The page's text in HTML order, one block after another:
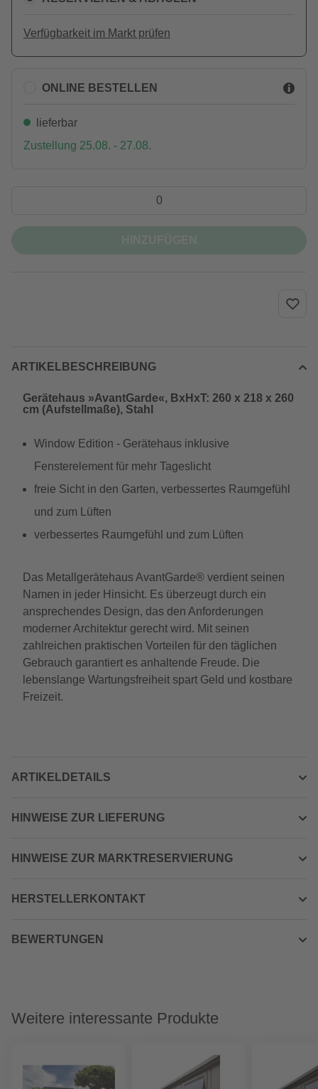
Verfügbarkeit im Markt prüfen
ONLINE BESTELLEN
lieferbar
Zustellung 25.08. - 27.08.
ARTIKELBESCHREIBUNG
Gerätehaus »AvantGarde«, BxHxT: 260 x 218 x 260
cm (Aufstellmaße), Stahl
Window Edition - Gerätehaus inklusive
Fensterelement für mehr Tageslicht
freie Sicht in den Garten, verbessertes Raumgefühl
und zum Lüften
verbessertes Raumgefühl und zum Lüften
Das Metallgerätehaus AvantGarde® verdient seinen
Namen in jeder Hinsicht. Es überzeugt durch ein
ansprechendes Design, das den Anforderungen
moderner Architektur gerecht wird. Mit seinen
zahlreichen praktischen Vorteilen für den täglichen
Gebrauch garantiert es anhaltende Freude. Die
lebenslange Wartungsfreiheit spart Geld und kostbare
Freizeit.
ARTIKELDETAILS
HINWEISE ZUR LIEFERUNG
HINWEISE ZUR MARKTRESERVIERUNG
HERSTELLERKONTAKT
BEWERTUNGEN
Weitere interessante Produkte